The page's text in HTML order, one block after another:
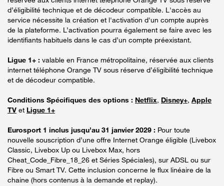
d’éligibilité technique et de décodeur compatible. L'accès au
service nécessite la création et l'activation d'un compte auprès
de la plateforme. L’activation pourra également se faire avec les
identifiants habituels dans le cas d’un compte préexistant.
Ligue 1+ : valable en France métropolitaine, réservée aux clients
internet téléphone Orange TV sous réserve d’éligibilité technique
et de décodeur compatible.
Conditions Spécifiques des options : Netflix, Disney+, Apple
TV et Ligue 1+
Eurosport 1 inclus jusqu’au 31 janvier 2029 : Pour toute
nouvelle souscription d’une offre Internet Orange éligible (Livebox
Classic, Livebox Up ou Livebox Max, hors
Cheat_Code_Fibre_18_26 et Séries Spéciales), sur ADSL ou sur
Fibre ou Smart TV. Cette inclusion concerne le flux linéaire de la
chaine (hors contenus à la demande et replay).